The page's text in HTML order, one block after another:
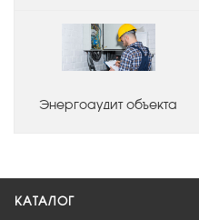
Энергоаудит объекта
КАТАЛОГ